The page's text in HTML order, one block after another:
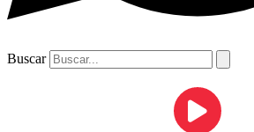
Buscar